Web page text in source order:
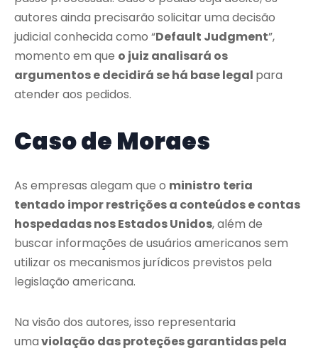
autores ainda precisarão solicitar uma decisão
judicial conhecida como “Default Judgment”,
momento em que o juiz analisará os
argumentos e decidirá se há base legal para
atender aos pedidos.
Caso de Moraes
As empresas alegam que o ministro teria
tentado impor restrições a conteúdos e contas
hospedadas nos Estados Unidos, além de
buscar informações de usuários americanos sem
utilizar os mecanismos jurídicos previstos pela
legislação americana.
Na visão dos autores, isso representaria
umaviolação das proteções garantidas pela